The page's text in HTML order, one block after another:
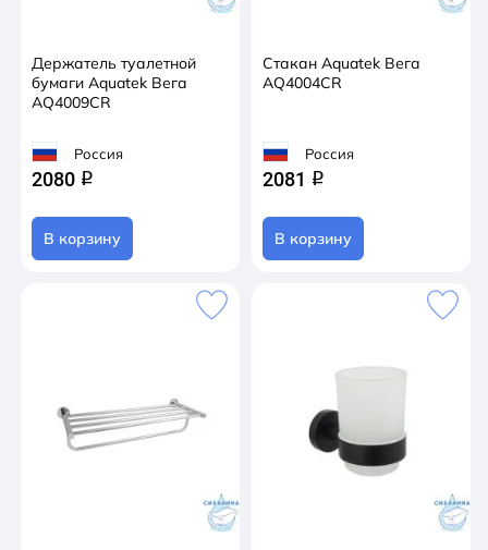
Держатель туалетной
бумаги Aquatek Вега
AQ4009CR
Россия
2080 q
В корзину
Стакан Aquatek Вега
AQ4004CR
Россия
2081 q
В корзину